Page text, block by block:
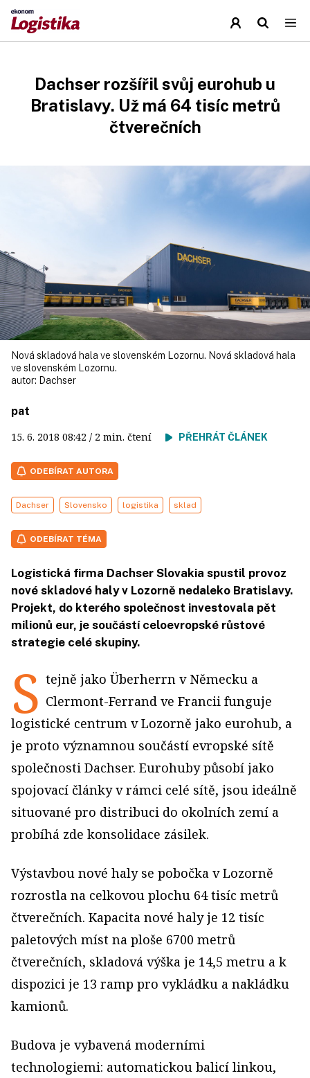
Dachser rozšířil svůj eurohub u
Bratislavy. Už má 64 tisíc metrů
čtverečních
Nová skladová hala ve slovenském Lozornu. Nová skladová hala
ve slovenském Lozornu.
autor: Dachser
pat
15. 6. 2018 08:42 / 2 min. čtení PŘEHRÁT ČLÁNEK
ODEBÍRAT AUTORA
Dachser Slovensko logistika sklad
ODEBÍRAT TÉMA
Logistická firma Dachser Slovakia spustil provoz
nové skladové haly v Lozorně nedaleko Bratislavy.
Projekt, do kterého společnost investovala pět
milionů eur, je součástí celoevropské růstové
strategie celé skupiny.
S tejně jako Überherrn v Německu a
Clermont-Ferrand ve Francii funguje
logistické centrum v Lozorně jako eurohub, a
je proto významnou součástí evropské sítě
společnosti Dachser. Eurohuby působí jako
spojovací články v rámci celé sítě, jsou ideálně
situované pro distribuci do okolních zemí a
probíhá zde konsolidace zásilek.
Výstavbou nové haly se pobočka v Lozorně
rozrostla na celkovou plochu 64 tisíc metrů
čtverečních. Kapacita nové haly je 12 tisíc
paletových míst na ploše 6700 metrů
čtverečních, skladová výška je 14,5 metru a k
dispozici je 13 ramp pro vykládku a nakládku
kamionů.
Budova je vybavená moderními
technologiemi: automatickou balicí linkou,